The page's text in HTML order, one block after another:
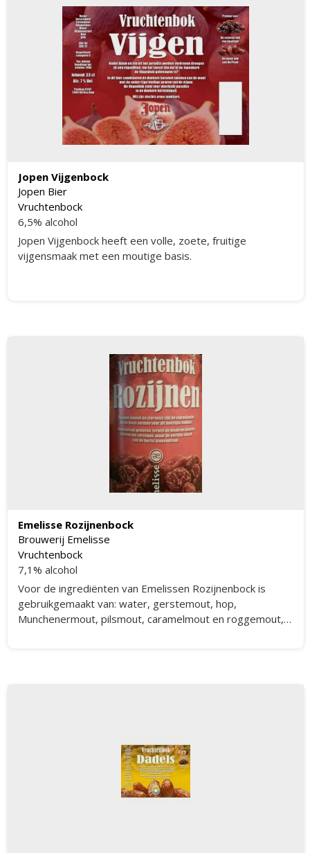
Jopen Vijgenbock
Jopen Bier
Vruchtenbock
6,5% alcohol
Jopen Vijgenbock heeft een volle, zoete, fruitige
vijgensmaak met een moutige basis.
Emelisse Rozijnenbock
Brouwerij Emelisse
Vruchtenbock
7,1% alcohol
Voor de ingrediënten van Emelissen Rozijnenbock is
gebruikgemaakt van: water, gerstemout, hop,
Munchenermout, pilsmout, caramelmout en roggemout,